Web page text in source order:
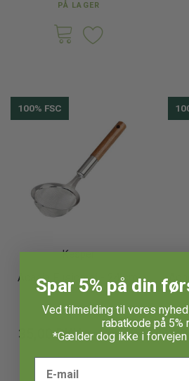
PÅ LAGER
100% FSC
Kesper
Acacia Fusion si - 24 cm.
35,00 DKK Inkl. moms
PÅ LAGER
Spar 5% på din
Ved tilmelding til vores
rabatkode på 5%
*Gælder dog ikke i forvejen